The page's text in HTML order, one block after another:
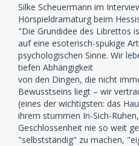
Silke Scheuermann im
Hörspieldramaturg beim
"Die Grundidee des Librettos
auf eine esoterisch-spukige
psychologischen Sinne. Wir
tiefen Abhängigkeit
von den Dingen, die nicht
Bewusstseins liegt – wir
(eines der wichtigsten: das
ihrem stummen In-Sich-
Geschlossenheit nie so weit
"selbstständig" zu machen,